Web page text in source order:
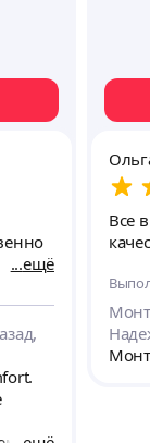
ещё
Все